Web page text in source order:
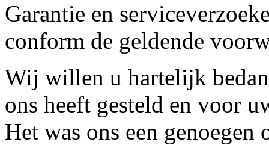
Garantie en
conform de geldende
Wij willen u hartelijk
ons heeft gesteld en voor
Het was ons een